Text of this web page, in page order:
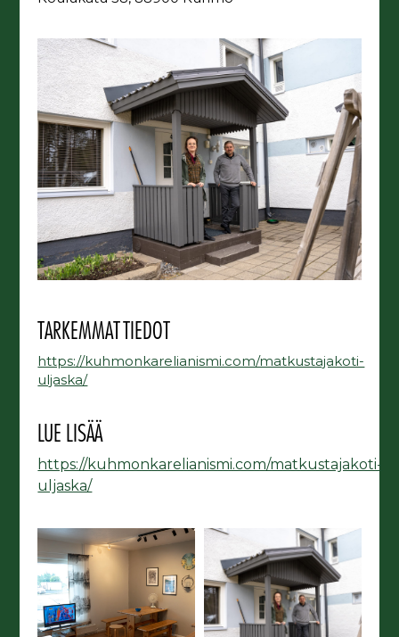
TARKEMMAT TIEDOT
https://kuhmonkarelianismi.com/matkustajakoti-
uljaska/
LUE LISÄÄ
https://kuhmonkarelianismi.com/matkustajakoti-
uljaska/